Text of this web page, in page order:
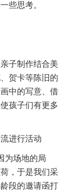
些思考。
子制作结合美
贺卡等陈旧的
中的写意、借
孩子们有更多
进行活动
为场地的局
，于是我们采
段的邀请函打